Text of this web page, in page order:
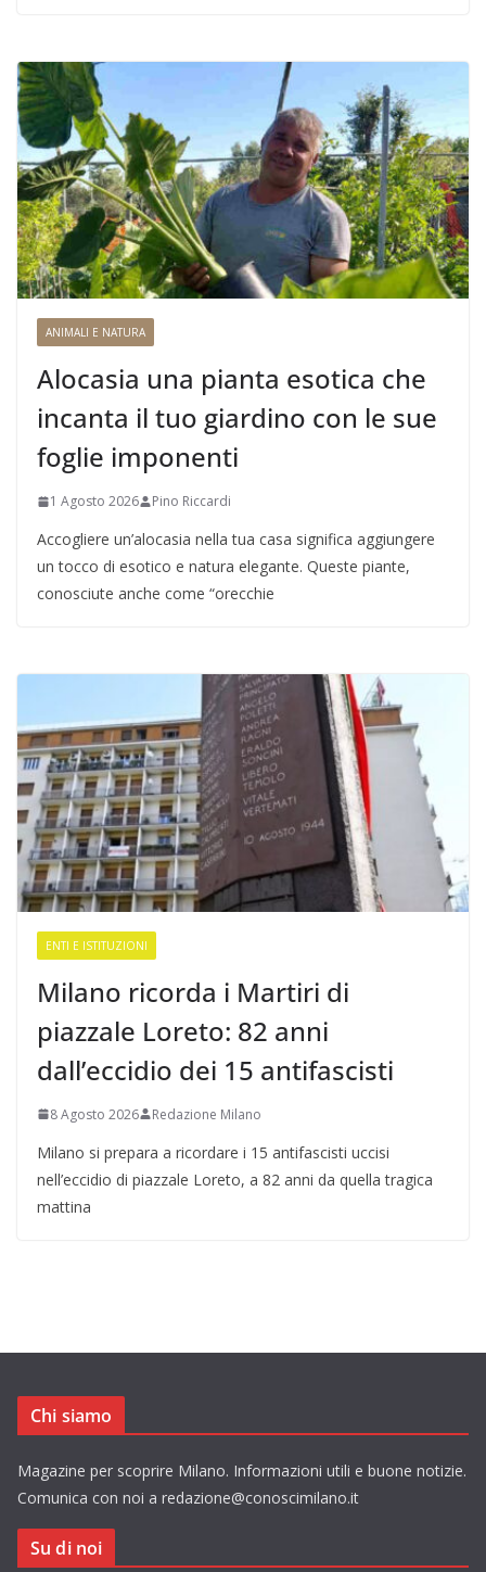
ANIMALI E NATURA
Alocasia una pianta esotica che
incanta il tuo giardino con le sue
foglie imponenti
1 Agosto 2026 Pino Riccardi
Accogliere un’alocasia nella tua casa significa aggiungere
un tocco di esotico e natura elegante. Queste piante,
conosciute anche come “orecchie
ENTI E ISTITUZIONI
Milano ricorda i Martiri di
piazzale Loreto: 82 anni
dall’eccidio dei 15 antifascisti
8 Agosto 2026 Redazione Milano
Milano si prepara a ricordare i 15 antifascisti uccisi
nell’eccidio di piazzale Loreto, a 82 anni da quella tragica
mattina
Chi siamo
Magazine per scoprire Milano. Informazioni utili e buone notizie.
Comunica con noi a redazione@conoscimilano.it
Su di noi